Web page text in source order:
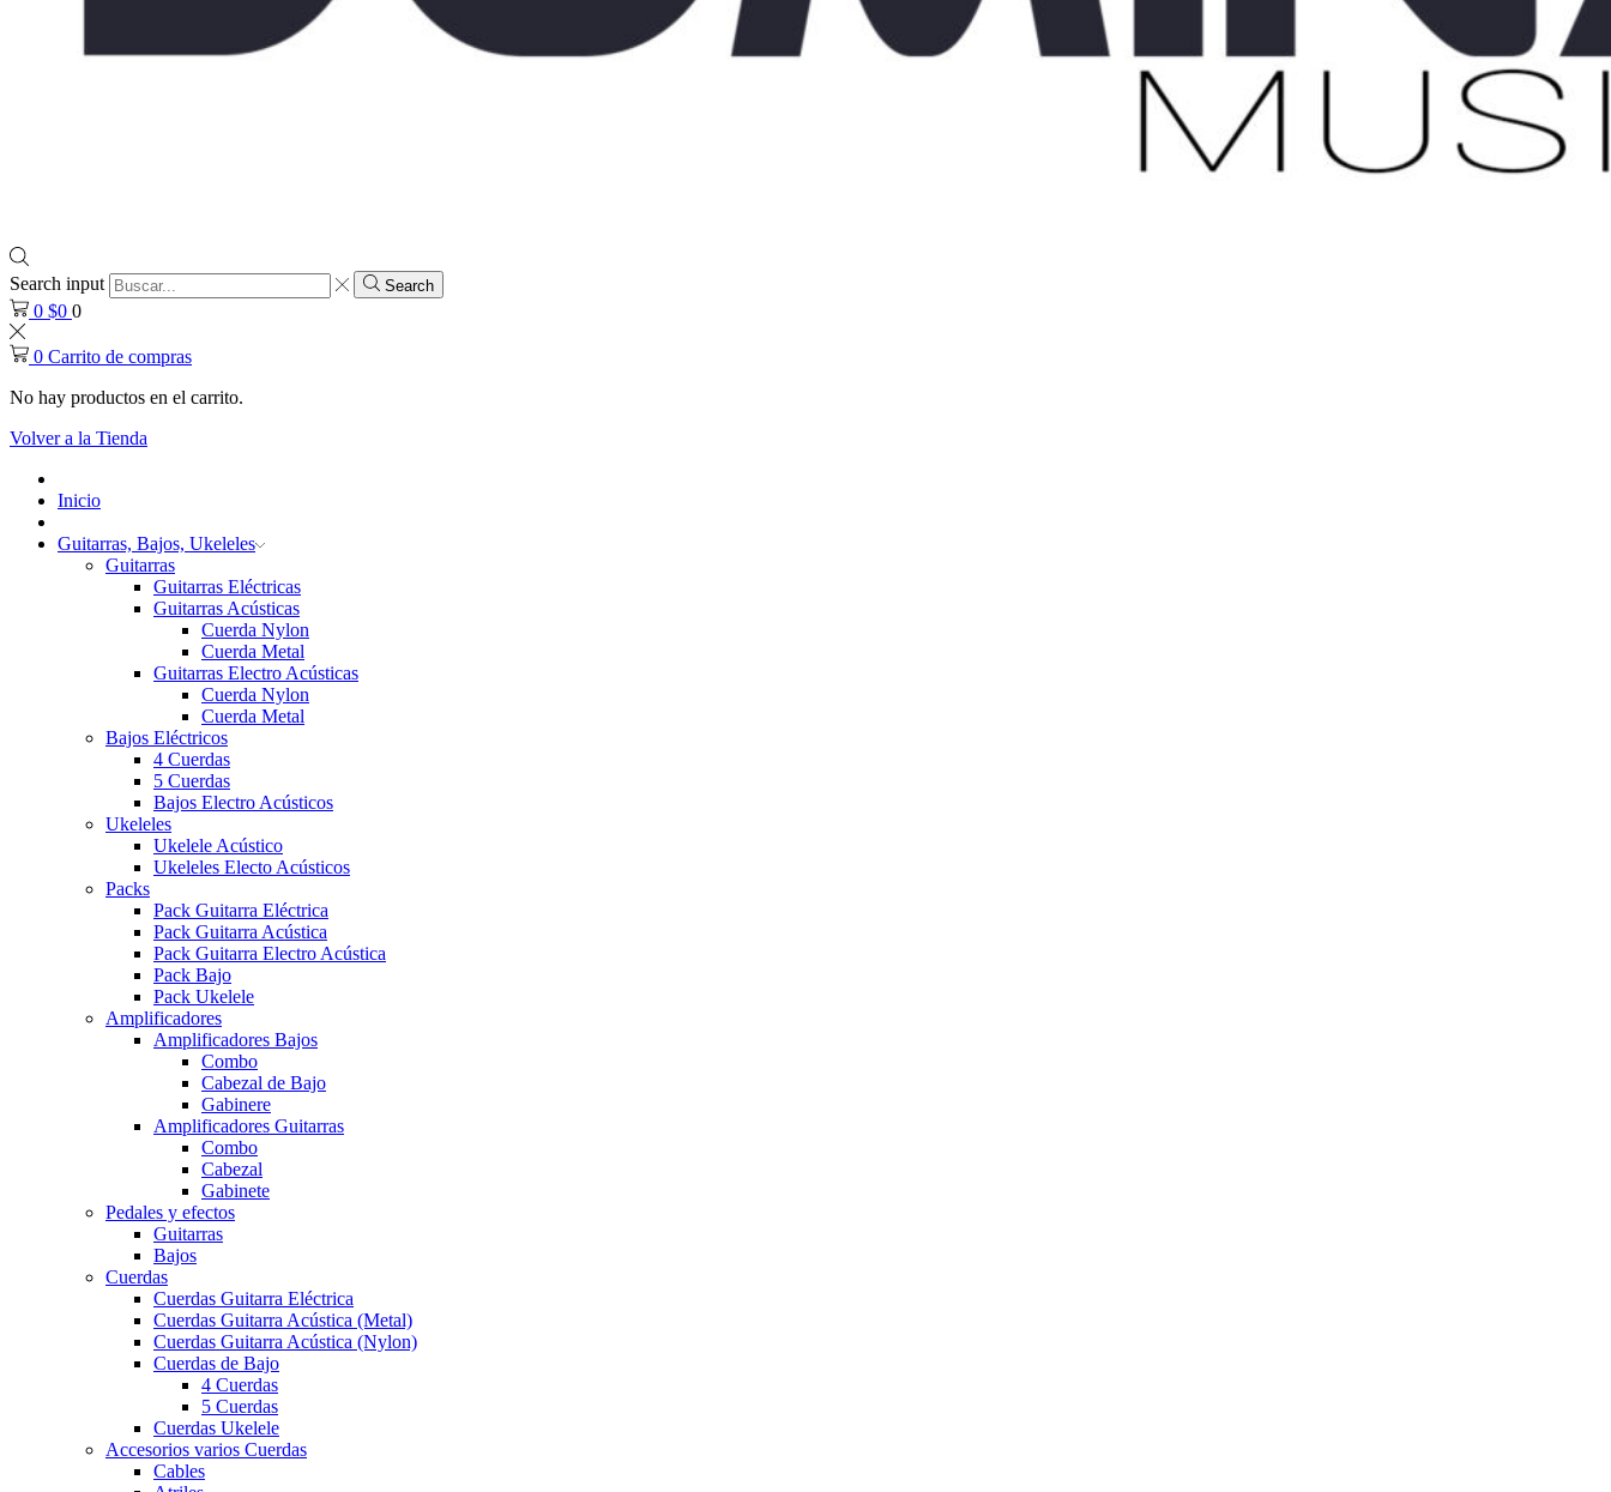
Search input Search
0 $0 0
0 Carrito de compras
No hay productos en el carrito.
Volver a la Tienda
Inicio
Guitarras, Bajos, Ukeleles
Guitarras
Guitarras Eléctricas
Guitarras Acústicas
Cuerda Nylon
Cuerda Metal
Guitarras Electro Acústicas
Cuerda Nylon
Cuerda Metal
Bajos Eléctricos
4 Cuerdas
5 Cuerdas
Bajos Electro Acústicos
Ukeleles
Ukelele Acústico
Ukeleles Electo Acústicos
Packs
Pack Guitarra Eléctrica
Pack Guitarra Acústica
Pack Guitarra Electro Acústica
Pack Bajo
Pack Ukelele
Amplificadores
Amplificadores Bajos
Combo
Cabezal de Bajo
Gabinere
Amplificadores Guitarras
Combo
Cabezal
Gabinete
Pedales y efectos
Guitarras
Bajos
Cuerdas
Cuerdas Guitarra Eléctrica
Cuerdas Guitarra Acústica (Metal)
Cuerdas Guitarra Acústica (Nylon)
Cuerdas de Bajo
4 Cuerdas
5 Cuerdas
Cuerdas Ukelele
Accesorios varios Cuerdas
Cables